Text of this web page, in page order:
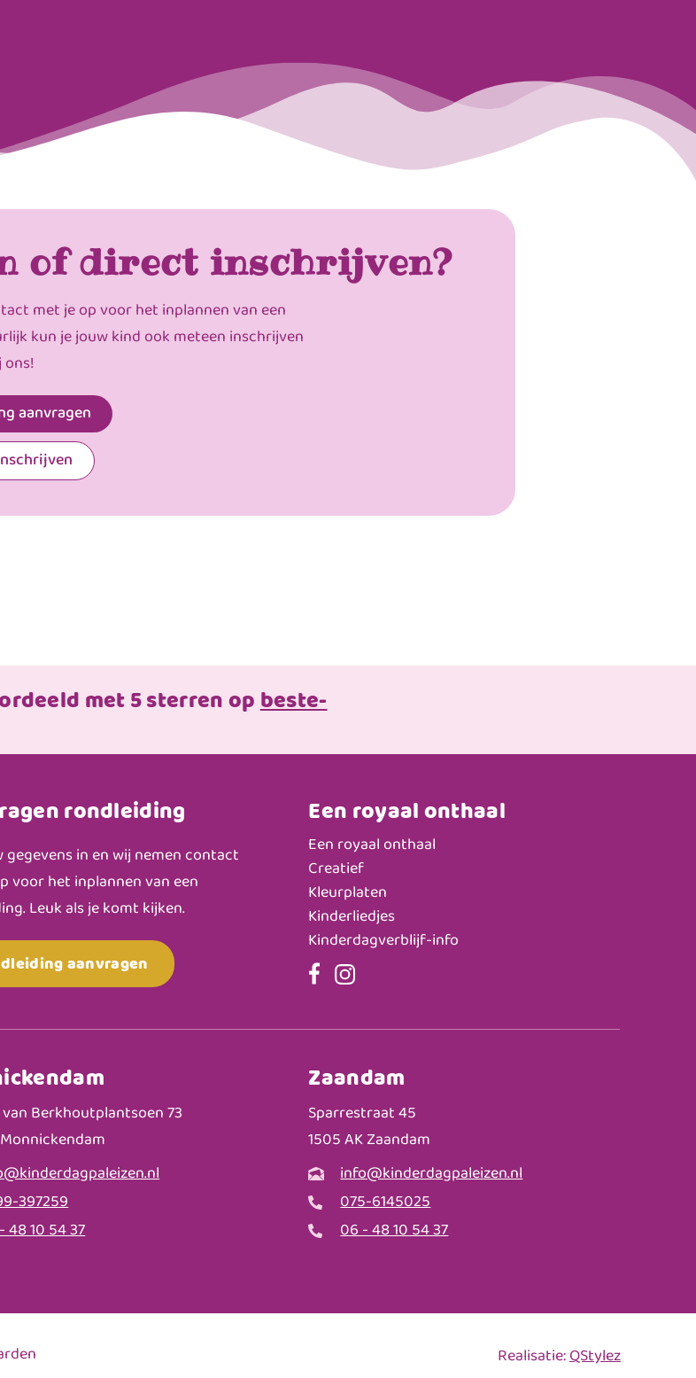
of direct inschrijven?
met je op voor het inplannen van een
kun je jouw kind ook meteen inschrijven
ons!
aanvragen
met 5 sterren opbeste-
rondleiding
gegevens in en wij nemen contact
voor het inplannen van een
Leuk als je komt kijken.
aanvragen
Berkhoutplantsoen 73
Monnickendam
397259
48 10 54 37
Zaandam
Sparrestraat 45
1505 AK Zaandam
info@kinderdagpaleizen.nl
075-6145025
06 - 48 10 54 37
Een royaal onthaal
Een royaal onthaal
Creatief
Kleurplaten
Kinderliedjes
Kinderdagverblijf-info
Realisatie:QStylez